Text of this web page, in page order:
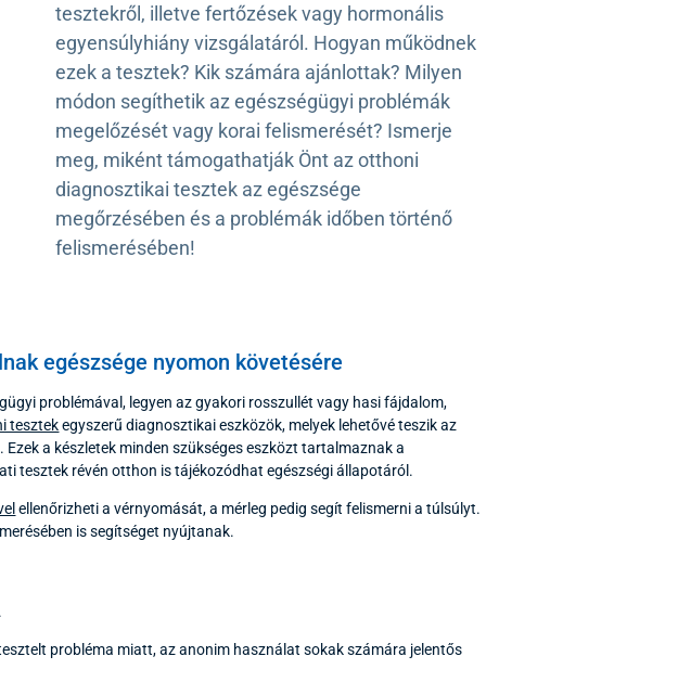
tesztekről, illetve fertőzések vagy hormonális
egyensúlyhiány vizsgálatáról. Hogyan működnek
ezek a tesztek? Kik számára ajánlottak? Milyen
módon segíthetik az egészségügyi problémák
megelőzését vagy korai felismerését? Ismerje
meg, miként támogathatják Önt az otthoni
diagnosztikai tesztek az egészsége
megőrzésében és a problémák időben történő
felismerésében!
egészsége nyomon követésére
problémával, legyen az gyakori rosszullét vagy hasi fájdalom,
tesztekegyszerű diagnosztikai eszközök, melyek lehetővé teszik az
a készletek minden szükséges eszközt tartalmaznak a
tesztek révén otthon is tájékozódhat egészségi állapotáról.
ellenőrizheti a vérnyomását, a mérleg pedig segít felismerni a túlsúlyt.
is segítséget nyújtanak.
probléma miatt, az anonim használat sokak számára jelentős